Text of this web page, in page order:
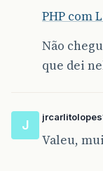
PHP com
Não
que dei
J
jrcarlitolopes
Valeu,